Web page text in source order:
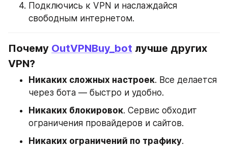
Подключись к VPN и наслаждайся
свободным интернетом.
Почему OutVPNBuy_bot лучше других
VPN?
Никаких сложных настроек. Все делается
через бота — быстро и удобно.
Никаких блокировок. Сервис обходит
ограничения провайдеров и сайтов.
Никаких ограничений по трафику.